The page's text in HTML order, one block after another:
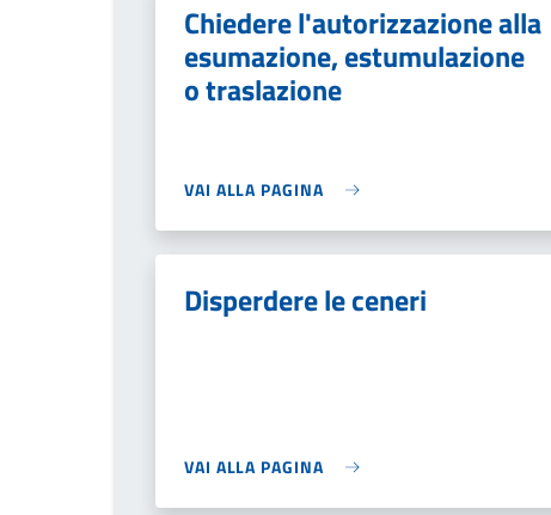
Chiedere l'autorizzazione alla
esumazione, estumulazione
o traslazione
VAI ALLA PAGINA
Disperdere le ceneri
VAI ALLA PAGINA